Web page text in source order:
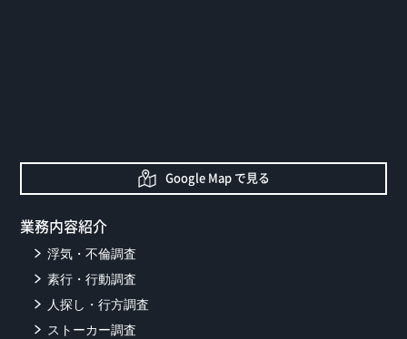
Google Map で見る
業務内容紹介
浮気・不倫調査
素行・行動調査
人探し・行方調査
ストーカー調査